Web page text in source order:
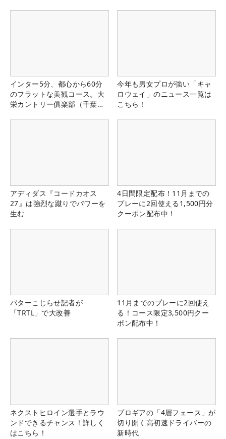
インター5分、都心から60分
のフラットな美観コース。大
栄カントリー俱楽部（千葉
今年も男女プロが強い「キャ
ロウェイ」のニュース一覧は
こちら！
アディダス『コードカオス
27』は強烈な蹴りでパワーを
生む
4日間限定配布！11月までの
プレーに2回使える1,500円分
クーポン配布中！
パターこじらせ記者が
「TRTL」で大改善
11月までのプレーに2回使え
る！コース限定3,500円クー
ポン配布中！
ネクストヒロイン選手とラウ
ンドできるチャンス！詳しく
はこちら！
プロギアの「4層フェース」が
切り開く高初速ドライバーの
新時代